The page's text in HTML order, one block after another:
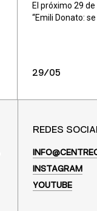
El próximo 29
“Emili Donato: se
29/05
REDES
INSTAGRAM
YOUTUBE